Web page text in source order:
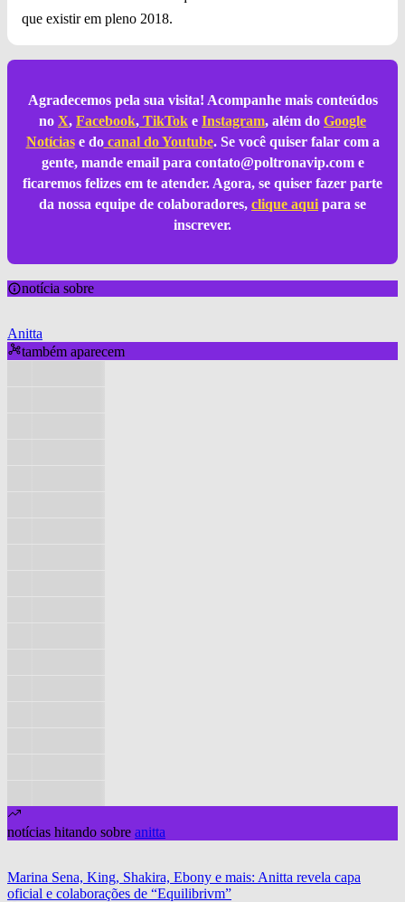
que existir em pleno 2018.
Agradecemos pela sua visita! Acompanhe mais conteúdos
no X, Facebook, TikTok e Instagram, além do Google
Notíciase docanal do Youtube. Se você quiser falar com a
gente, mande email para contato@poltronavip.come
ficaremos felizes em te atender. Agora, se quiser fazer parte
da nossa equipe de colaboradores, clique aqui para se
inscrever.
notícia sobre
Anitta
também aparecem
notícias hitando sobre anitta
Marina Sena, King, Shakira, Ebony e mais: Anitta revela capa
oficial e colaborações de “Equilibrivm”